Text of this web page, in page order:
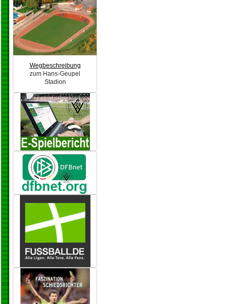
Wegbeschreibung
zum Hans-Geupel
Stadion